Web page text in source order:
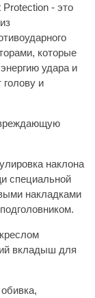
- это
которые
удара и
и
наклона
специальной
накладками
вкладыш для